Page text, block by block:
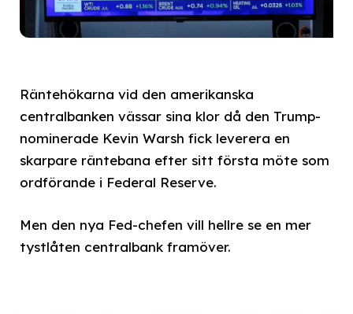
Räntehökarna vid den amerikanska
centralbanken vässar sina klor då den Trump-
nominerade Kevin Warsh fick leverera en
skarpare räntebana efter sitt första möte som
ordförande i Federal Reserve.
Men den nya Fed-chefen vill hellre se en mer
tystlåten centralbank framöver.